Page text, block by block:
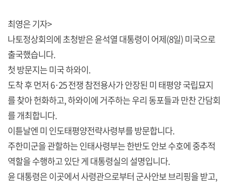
최영은 기자>
나토정상회의에 초청받은 윤석열 대통령이 어제(8일) 미국으로
출국했습니다.
첫 방문지는 미국 하와이.
도착 후 먼저 6·25 전쟁 참전용사가 안장된 미 태평양 국립묘지
를 찾아 헌화하고, 하와이에 거주하는 우리 동포들과 만찬 간담회
를 개최합니다.
이튿날엔 미 인도태평양전략사령부를 방문합니다.
주한미군을 관할하는 인태사령부는 한반도 안보 수호에 중추적
역할을 수행하고 있단 게 대통령실의 설명입니다.
윤 대통령은 이곳에서 사령관으로부터 군사안보 브리핑을 받고,